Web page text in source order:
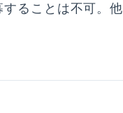
ることは不可。他